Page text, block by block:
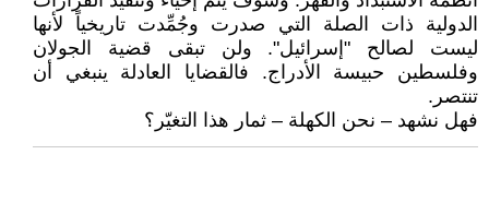
الدولية ذات الصلة التي صدرت وجُمِّدت تاريخياً لأنها
ليست لصالح "إسرائيل". ولن تبقى قضية الجولان
وفلسطين حبيسة الأدراج. فالقضايا العادلة ينبغي أن
تنتصر.
فهل نشهد – نحن الكهلة – ثمار هذا التغيّر؟